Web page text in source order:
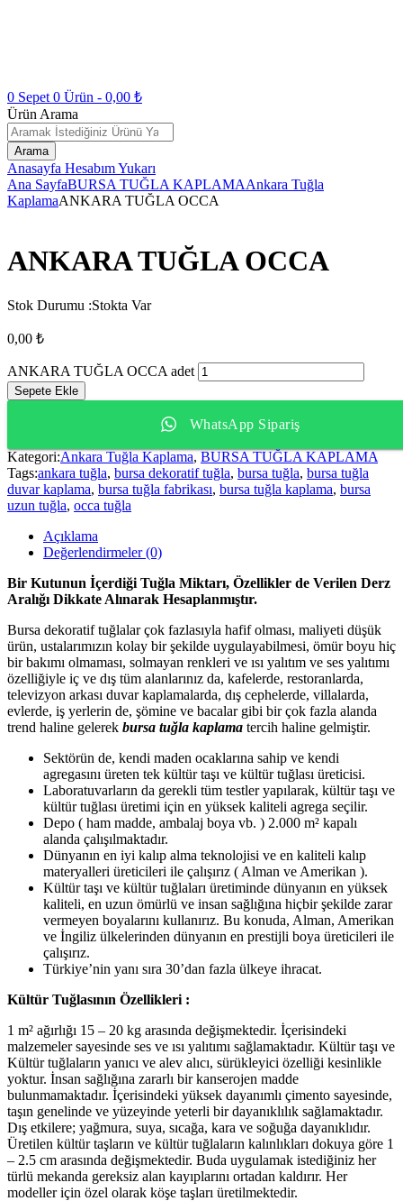
0 Sepet 0 Ürün - 0,00 ₺
Ürün Arama
Arama
Anasayfa HesabımYukarı
Ana SayfaBURSA TUĞLA KAPLAMAAnkara Tuğla
KaplamaANKARA TUĞLA OCCA
ANKARA TUĞLA OCCA
Stok Durumu :Stokta Var
0,00 ₺
ANKARA TUĞLA OCCA adet
Sepete Ekle
WhatsApp Sipariş
Kategori:Ankara Tuğla Kaplama, BURSA TUĞLA KAPLAMA
Tags:ankara tuğla, bursa dekoratif tuğla, bursa tuğla, bursa tuğla
duvar kaplama, bursa tuğla fabrikası, bursa tuğla kaplama, bursa
uzun tuğla, occa tuğla
Açıklama
Değerlendirmeler (0)
Bir Kutunun İçerdiği Tuğla Miktarı, Özellikler de Verilen Derz
Aralığı Dikkate Alınarak Hesaplanmıştır.
Bursa dekoratif tuğlalar çok fazlasıyla hafif olması, maliyeti düşük
ürün, ustalarımızın kolay bir şekilde uygulayabilmesi, ömür boyu hiç
bir bakımı olmaması, solmayan renkleri ve ısı yalıtım ve ses yalıtımı
özelliğiyle iç ve dış tüm alanlarınız da, kafelerde, restoranlarda,
televizyon arkası duvar kaplamalarda, dış cephelerde, villalarda,
evlerde, iş yerlerin de, şömine ve bacalar gibi bir çok fazla alanda
trend haline gelerek bursa tuğla kaplama tercih haline gelmiştir.
Sektörün de, kendi maden ocaklarına sahip ve kendi
agregasını üreten tek kültür taşı ve kültür tuğlası üreticisi.
Laboratuvarların da gerekli tüm testler yapılarak, kültür taşı ve
kültür tuğlası üretimi için en yüksek kaliteli agrega seçilir.
Depo ( ham madde, ambalaj boya vb. ) 2.000 m² kapalı
alanda çalışılmaktadır.
Dünyanın en iyi kalıp alma teknolojisi ve en kaliteli kalıp
materyalleri üreticileri ile çalışırız ( Alman ve Amerikan ).
Kültür taşı ve kültür tuğlaları üretiminde dünyanın en yüksek
kaliteli, en uzun ömürlü ve insan sağlığına hiçbir şekilde zarar
vermeyen boyalarını kullanırız. Bu konuda, Alman, Amerikan
ve İngiliz ülkelerinden dünyanın en prestijli boya üreticileri ile
çalışırız.
Türkiye’nin yanı sıra 30’dan fazla ülkeye ihracat.
Kültür Tuğlasının Özellikleri :
1 m² ağırlığı 15 – 20 kg arasında değişmektedir. İçerisindeki
malzemeler sayesinde ses ve ısı yalıtımı sağlamaktadır. Kültür taşı ve
Kültür tuğlaların yanıcı ve alev alıcı, sürükleyici özelliği kesinlikle
yoktur. İnsan sağlığına zararlı bir kanserojen madde
bulunmamaktadır. İçerisindeki yüksek dayanımlı çimento sayesinde,
taşın genelinde ve yüzeyinde yeterli bir dayanıklılık sağlamaktadır.
Dış etkilere; yağmura, suya, sıcağa, kara ve soğuğa dayanıklıdır.
Üretilen kültür taşların ve kültür tuğlaların kalınlıkları dokuya göre 1
– 2.5 cm arasında değişmektedir. Buda uygulamak istediğiniz her
türlü mekanda gereksiz alan kayıplarını ortadan kaldırır. Her
modeller için özel olarak köşe taşları üretilmektedir.